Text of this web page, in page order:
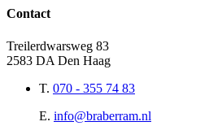
Contact
Treilerdwarsweg 83
2583 DA Den Haag
T. 070 - 355 74 83
E. info@braberram.nl